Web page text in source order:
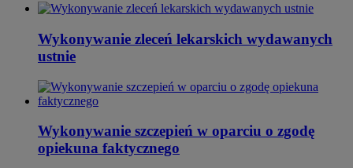
Wykonywanie zleceń lekarskich wydawanych
ustnie
Wykonywanie szczepień w oparciu o zgodę
opiekuna faktycznego